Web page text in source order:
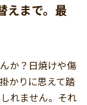
えまで。最
か？日焼けや傷
かりに思えて踏
れません。それ